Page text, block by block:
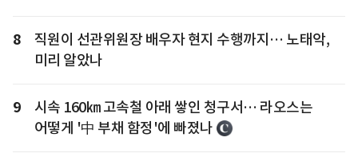
8
직원이 선관위원장 배우자 현지 수행까지… 노태악,
미리 알았나
9
시속 160㎞ 고속철 아래 쌓인 청구서… 라오스는
어떻게 '中 부채 함정'에 빠졌나